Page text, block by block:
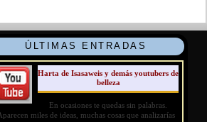
ÚLTIMAS ENTRADAS
Harta de Isasaweis y demás youtubers de
belleza
En ocasiones te quedas sin palabras.
miles de ideas, muchas cosas que analizarías